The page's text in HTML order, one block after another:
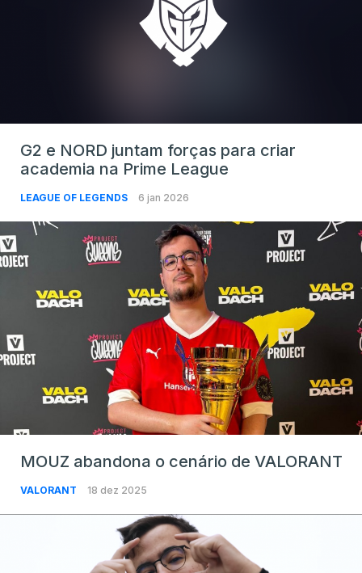
G2 e NORD juntam forças para criar
academia na Prime League
LEAGUE OF LEGENDS 6 jan 2026
MOUZ abandona o cenário de VALORANT
VALORANT 18 dez 2025